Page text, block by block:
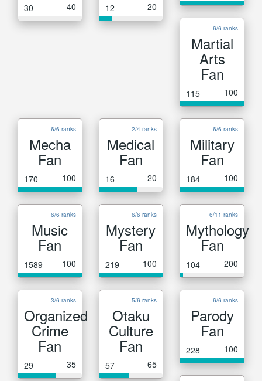
30 40 12 20
6/6 ranks
Martial
Arts
Fan
115 100
6/6 ranks
Mecha
Fan
170 100
2/4 ranks
Medical
Fan
16 20
6/6 ranks
Military
Fan
184 100
6/6 ranks
Music
Fan
1589 100
6/6 ranks
Mystery
Fan
219 100
6/11 ranks
Mythology
Fan
104 200
3/6 ranks
Organized
Crime
Fan
29 35
5/6 ranks
Otaku
Culture
Fan
57 65
6/6 ranks
Parody
Fan
228 100